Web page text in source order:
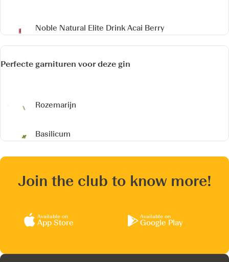
Noble Natural Elite Drink Acai Berry
Perfecte garnituren voor deze gin
Rozemarijn
Basilicum
Join the club to know more!
Available on
App Store
Available on
Google Play